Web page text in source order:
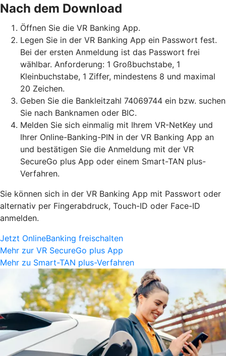
Nach dem Download
Öffnen Sie die VR Banking App.
Legen Sie in der VR Banking App ein Passwort fest.
Bei der ersten Anmeldung ist das Passwort frei
wählbar. Anforderung: 1 Großbuchstabe, 1
Kleinbuchstabe, 1 Ziffer, mindestens 8 und maximal
20 Zeichen.
Geben Sie die Bankleitzahl 74069744 ein bzw. suchen
Sie nach Banknamen oder BIC.
Melden Sie sich einmalig mit Ihrem VR-NetKey und
Ihrer Online-Banking-PIN in der VR Banking App an
und bestätigen Sie die Anmeldung mit der VR
SecureGo plus App oder einem Smart-TAN plus-
Verfahren.
Sie können sich in der VR Banking App mit Passwort oder
alternativ per Fingerabdruck, Touch-ID oder Face-ID
anmelden.
Jetzt OnlineBanking freischalten
Mehr zur VR SecureGo plus App
Mehr zu Smart-TAN plus-Verfahren